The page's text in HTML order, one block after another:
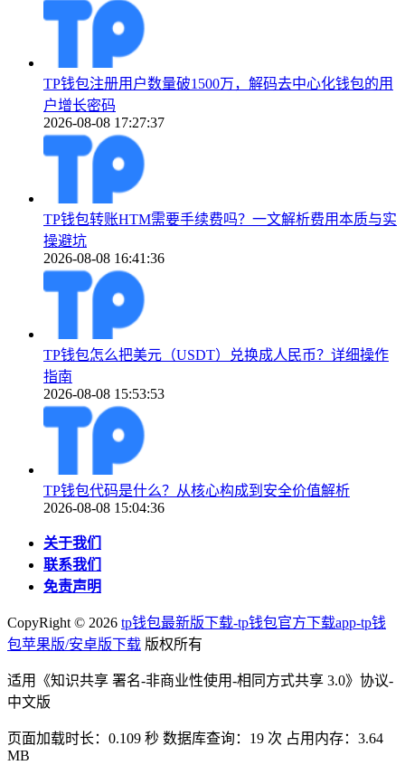
TP钱包注册用户数量破1500万，解码去中心化钱包的用
户增长密码
2026-08-08 17:27:37
TP钱包转账HTM需要手续费吗？一文解析费用本质与实
操避坑
2026-08-08 16:41:36
TP钱包怎么把美元（USDT）兑换成人民币？详细操作
指南
2026-08-08 15:53:53
TP钱包代码是什么？从核心构成到安全价值解析
2026-08-08 15:04:36
关于我们
联系我们
免责声明
CopyRight © 2026 tp钱包最新版下载-tp钱包官方下载app-tp钱
包苹果版/安卓版下载 版权所有
适用《知识共享 署名-非商业性使用-相同方式共享 3.0》协议-
中文版
页面加载时长：0.109 秒 数据库查询：19 次 占用内存：3.64
MB